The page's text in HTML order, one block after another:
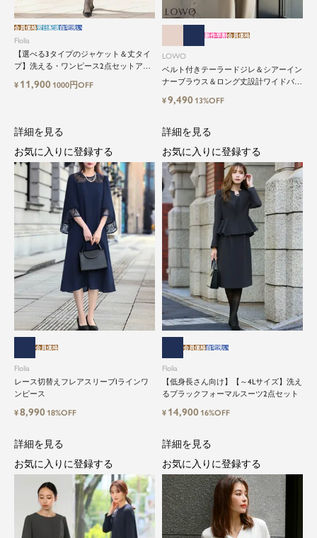
Flolia
【選べる3タイプのジャケット＆丈タイ
プ】洗える・ワンピース2点セットアッ
会員価格翌日配送自宅洗い
¥ 11,900 1000円OFF
LOWO
ベルト付きテーラードジレ＆シアーイン
ナーブラウス＆ロング丈設計ワイドパン
新作早割会員価格
¥9,490 13%OFF
Flolia
レース切替えフレアスリーブIラインワ
ンピース
会員価格
¥8,990 18%OFF
詳細を見る
お気に入りに登録する
Flolia
【低身長さん向け】【～4Lサイズ】洗え
るブラックフォーマルスーツ2点セット
会員価格自宅洗い
¥ 14,900 16%OFF
詳細を見る
お気に入りに登録する
詳細を見る
お気に入りに登録する
詳細を見る
お気に入りに登録する